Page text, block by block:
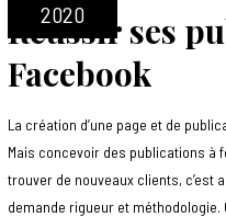
Réussir ses
Facebook
2020
La création d’une page et de
Mais concevoir des publications à
trouver de nouveaux clients, c’est
demande rigueur et méthodologie.